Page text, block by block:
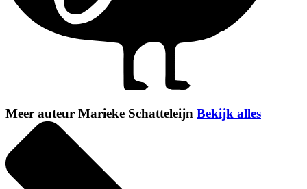
Meer auteur Marieke Schatteleijn Bekijk alles